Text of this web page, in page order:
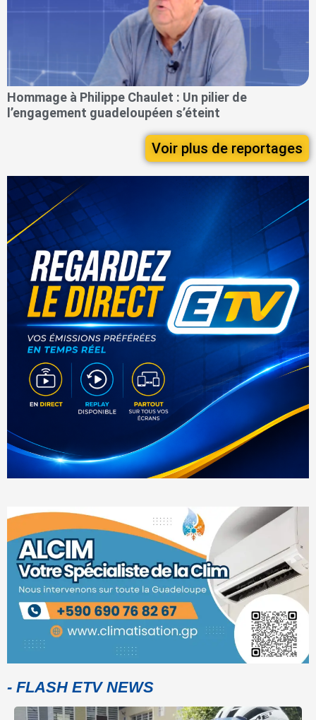
Hommage à Philippe Chaulet : Un pilier de
l’engagement guadeloupéen s’éteint
Voir plus de reportages
- FLASH ETV NEWS